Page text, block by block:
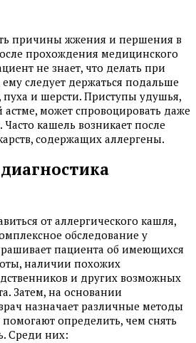
причины жжения и першения в
прохождения медицинского
не знает, что делать при
следует держаться подальше
и шерсти. Приступы удушья,
может спровоцировать даже
кашель возникает после
содержащих аллергены.
от аллергического кашля,
обследование у
пациента об имеющихся
наличии похожих
и других возможных
Затем, на основании
назначает различные методы
определить, чем снять
Среди них: